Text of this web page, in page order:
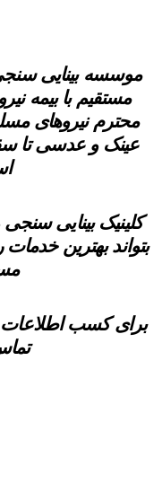
موسسه بینایی
مستقیم با بیمه
محترم نیروهای
عینک و عدسی تا
کلینیک بینایی
بتواند بهترین